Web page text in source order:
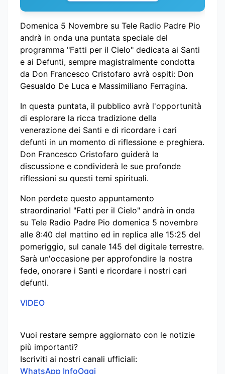
Domenica 5 Novembre su Tele Radio Padre Pio
andrà in onda una puntata speciale del
programma "Fatti per il Cielo" dedicata ai Santi
e ai Defunti, sempre magistralmente condotta
da Don Francesco Cristofaro avrà ospiti: Don
Gesualdo De Luca e Massimiliano Ferragina.
In questa puntata, il pubblico avrà l'opportunità
di esplorare la ricca tradizione della
venerazione dei Santi e di ricordare i cari
defunti in un momento di riflessione e preghiera.
Don Francesco Cristofaro guiderà la
discussione e condividerà le sue profonde
riflessioni su questi temi spirituali.
Non perdete questo appuntamento
straordinario! "Fatti per il Cielo" andrà in onda
su Tele Radio Padre Pio domenica 5 novembre
alle 8:40 del mattino ed in replica alle 15:25 del
pomeriggio, sul canale 145 del digitale terrestre.
Sarà un'occasione per approfondire la nostra
fede, onorare i Santi e ricordare i nostri cari
defunti.
VIDEO
Vuoi restare sempre aggiornato con le notizie
più importanti?
Iscriviti ai nostri canali ufficiali:
WhatsApp InfoOggi